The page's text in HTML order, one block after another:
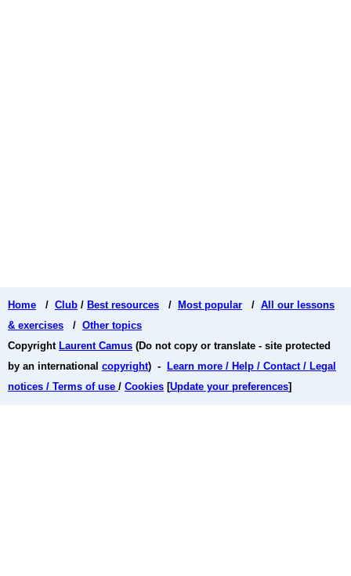
Home / Club / Best resources / Most popular / All our lessons
& exercises / Other topics
Copyright Laurent Camus (Do not copy or translate - site protected
by an international copyright) -
Learn more / Help / Contact / Legal
notices / Terms of use / Cookies [Update your preferences]